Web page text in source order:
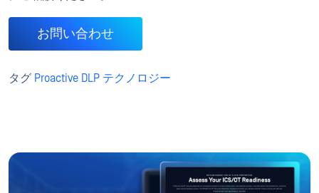
お問い合わせ
タグ Proactive DLP テクノロジー